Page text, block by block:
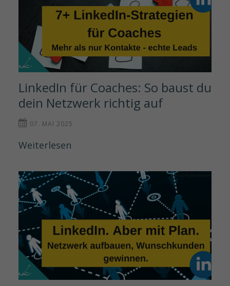
LinkedIn für Coaches: So baust du
dein Netzwerk richtig auf
07. MAI 2025
Weiterlesen